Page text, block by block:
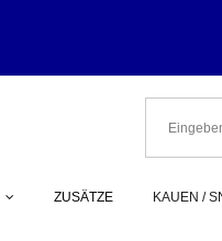
ZUSÄTZE KAUEN /